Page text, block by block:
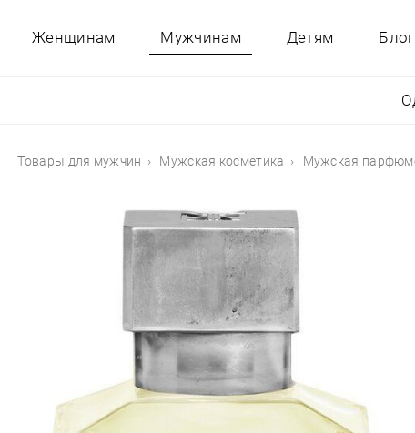
Женщинам Мужчинам Детям Блог
Товары для мужчин Мужская косметика Мужская